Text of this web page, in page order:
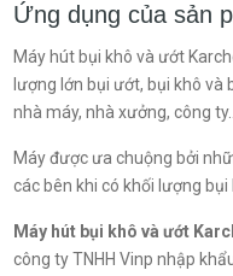
Ứng dụng của sản
Máy hút bụi khô và ướt
lượng lớn bụi ướt, bụi khô
nhà máy, nhà xưởng, công ty...
Máy được ưa chuộng bởi
các bên khi có khối lượng bụi
Máy hút bụi khô và ướt
công ty TNHH Vinp nhập